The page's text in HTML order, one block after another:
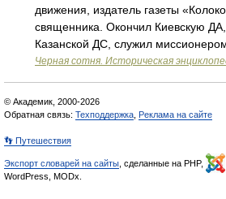
движения, издатель газеты
священника. Окончил Киевскую
Казанской ДС, служил
Черная сотня. Историческая
© Академик, 2000-2026
Обратная связь: Техподдержка Реклама на сайте
👣 Путешествия
Экспорт словарей на сайты , сделанные на PHP,
WordPress, MODx.